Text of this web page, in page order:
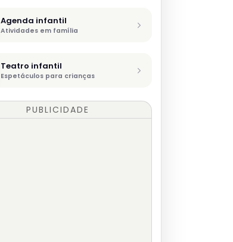
Agenda infantil
Atividades em família
Teatro infantil
Espetáculos para crianças
PUBLICIDADE